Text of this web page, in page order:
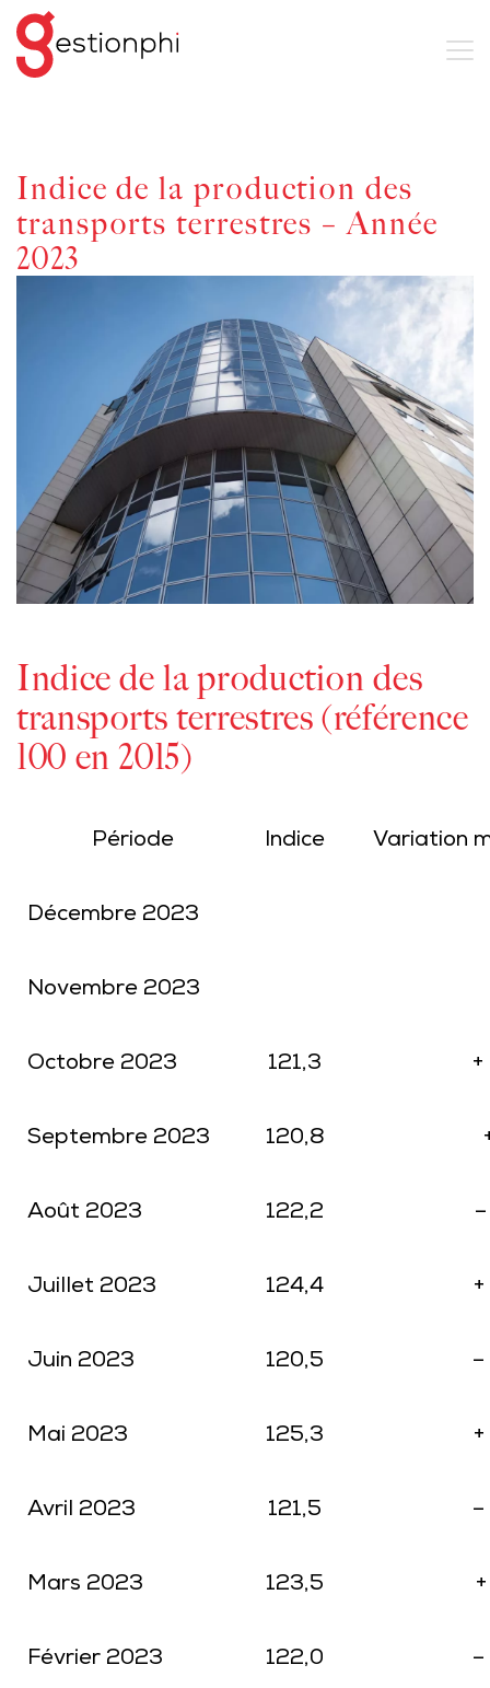
Indice de la production des
transports terrestres – Année
2023
Indice de la production des
transports terrestres (référence
100 en 2015)
Période Indice Variation
Décembre 2023
Novembre 2023
Octobre 2023 121,3
Septembre 2023 120,8
Août 2023 122,2
Juillet 2023 124,4
Juin 2023 120,5 –
Mai 2023 125,3
Avril 2023 121,5 –
Mars 2023 123,5
Février 2023 122,0 –